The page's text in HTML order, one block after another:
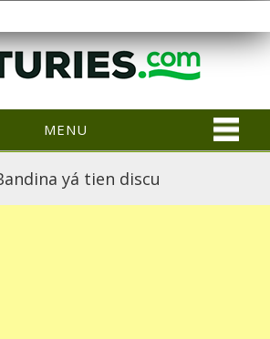
MENU
yá tien discu